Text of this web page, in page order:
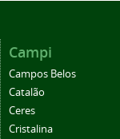
Campi
Campos Belos
Catalão
Ceres
Cristalina